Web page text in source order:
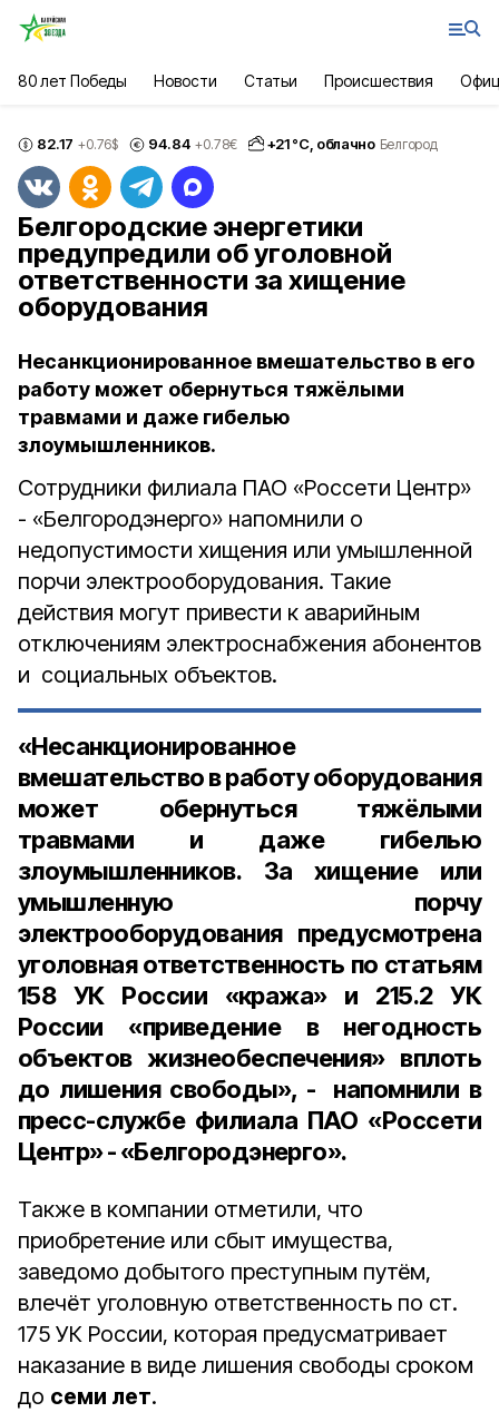
80 лет Победы Новости Статьи Происшествия
82.17 +0.76$ 94.84 +0.78€ +21°С, облачно Белгород
Белгородские энергетики
предупредили об уголовной
ответственности за хищение
оборудования
Несанкционированное вмешательство в его
работу может обернуться тяжёлыми
травмами и даже гибелью
злоумышленников.
Сотрудники филиала ПАО «Россети Центр»
- «Белгородэнерго» напомнили о
недопустимости хищения или умышленной
порчи электрооборудования. Такие
действия могут привести к аварийным
отключениям электроснабжения абонентов
и социальных объектов.
«Несанкционированное
вмешательство в работу оборудования
может обернуться тяжёлыми
травмами и даже гибелью
злоумышленников. За хищение или
умышленную порчу
электрооборудования предусмотрена
уголовная ответственность по статьям
158 УК России «кража» и 215.2 УК
России «приведение в негодность
объектов жизнеобеспечения» вплоть
до лишения свободы», - напомнили в
пресс-службе филиала ПАО «Россети
Центр» - «Белгородэнерго».
Также в компании отметили, что
приобретение или сбыт имущества,
заведомо добытого преступным путём,
влечёт уголовную ответственность по ст.
175 УК России, которая предусматривает
наказание в виде лишения свободы сроком
до семи лет.